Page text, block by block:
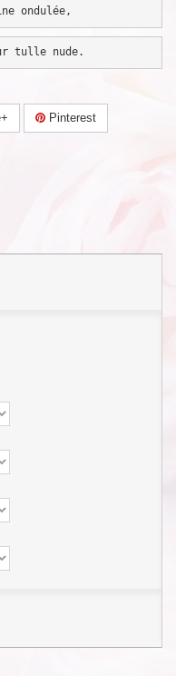
ondulée,
tulle nude.
Pinterest